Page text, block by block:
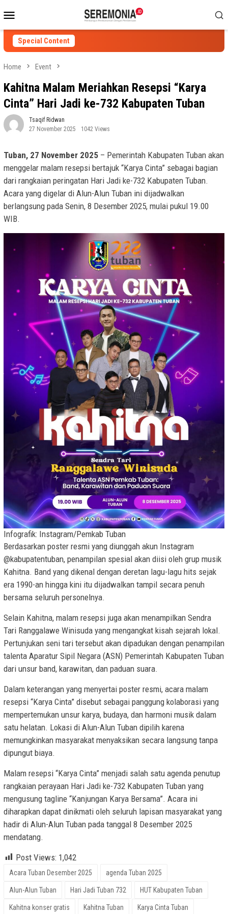
to
contentMenu
Special Content
Home Event
Kahitna Malam Meriahkan Resepsi “Karya
Cinta” Hari Jadi ke-732 Kabupaten Tuban
Tsaqif Ridwan
27 November 2025
1042 Views
Tuban, 27 November 2025 – Pemerintah Kabupaten Tuban akan
menggelar malam resepsi bertajuk “Karya Cinta” sebagai bagian
dari rangkaian peringatan Hari Jadi ke-732 Kabupaten Tuban.
Acara yang digelar di Alun-Alun Tuban ini dijadwalkan
berlangsung pada Senin, 8 Desember 2025, mulai pukul 19.00
WIB.
Infografik: Instagram/Pemkab Tuban
Berdasarkan poster resmi yang diunggah akun Instagram
@kabupatentuban, penampilan spesial akan diisi oleh grup musik
Kahitna. Band yang dikenal dengan deretan lagu-lagu hits sejak
era 1990-an hingga kini itu dijadwalkan tampil secara penuh
bersama seluruh personelnya.
Selain Kahitna, malam resepsi juga akan menampilkan Sendra
Tari Ranggalawe Winisuda yang mengangkat kisah sejarah lokal.
Pertunjukan seni tari tersebut akan dipadukan dengan penampilan
talenta Aparatur Sipil Negara (ASN) Pemerintah Kabupaten Tuban
dari unsur band, karawitan, dan paduan suara.
Dalam keterangan yang menyertai poster resmi, acara malam
resepsi “Karya Cinta” disebut sebagai panggung kolaborasi yang
mempertemukan unsur karya, budaya, dan harmoni musik dalam
satu helatan. Lokasi di Alun-Alun Tuban dipilih karena
memungkinkan masyarakat menyaksikan secara langsung tanpa
dipungut biaya.
Malam resepsi “Karya Cinta” menjadi salah satu agenda penutup
rangkaian perayaan Hari Jadi ke-732 Kabupaten Tuban yang
mengusung tagline “Kanjungan Karya Bersama”. Acara ini
diharapkan dapat dinikmati oleh seluruh lapisan masyarakat yang
hadir di Alun-Alun Tuban pada tanggal 8 Desember 2025
mendatang.
Post Views: 1,042
Acara Tuban Desember 2025 agenda Tuban 2025
Alun-Alun Tuban Hari Jadi Tuban 732 HUT Kabupaten Tuban
Kahitna konser gratis Kahitna Tuban Karya Cinta Tuban